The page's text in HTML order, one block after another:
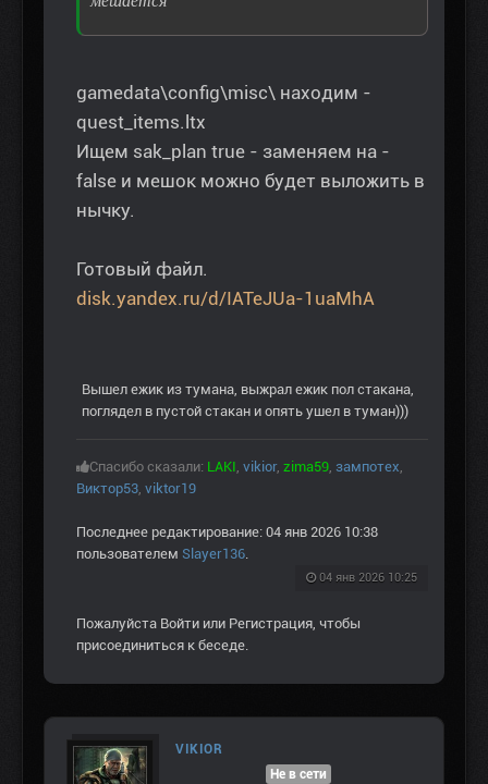
gamedata\config\misc\ находим -
quest_items.ltx
Ищем sak_plan true - заменяем на -
false и мешок можно будет выложить в
нычку.
Готовый файл.
disk.yandex.ru/d/IATeJUa-1uaMhA
Вышел ежик из тумана, выжрал ежик пол стакана,
поглядел в пустой стакан и опять ушел в туман)))
Спасибо сказали: LAKI, vikior, zima59, зампотех,
Виктор53, viktor19
Последнее редактирование: 04 янв 2026 10:38
пользователем Slayer136.
04 янв 2026 10:25
Пожалуйста Войти или Регистрация, чтобы
присоединиться к беседе.
VIKIOR
Не в сети